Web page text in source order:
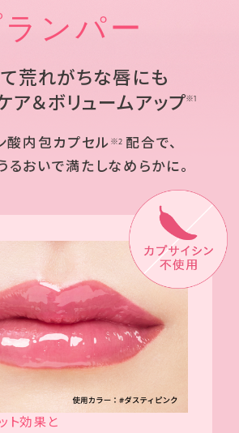
ンパー
荒れがちな唇にも
ア＆ボリュームアップ※1
酸内包カプセル ※2 配合で、
るおいで満たしなめらかに。
ト効果と